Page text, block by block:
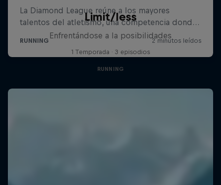
Limit/less
Enfrentándose a la posibilidades
1 Temporada · 3 episodios
RUNNING